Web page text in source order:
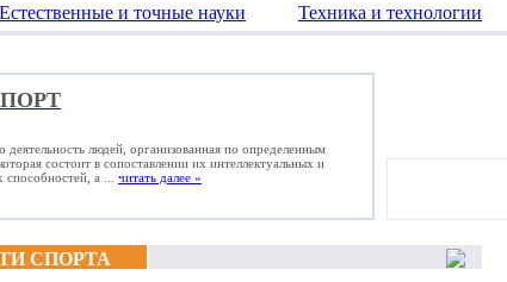
Естественные и точные науки Техника и технологии
деятельность людей, организованная по определенным
состоит в сопоставлении их интеллектуальных и
способностей, а ... читать далее »
СПОРТА